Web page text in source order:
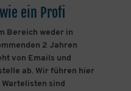
ein Profi
Bereich weder in
2 Jahren
von Emails und
ab. Wir führen hier
Wartelisten sind